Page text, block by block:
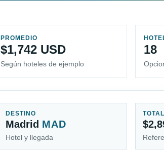
PROMEDIO
$1,742 USD
Según hoteles de ejemplo
18
DESTINO
Madrid MAD
Hotel y llegada